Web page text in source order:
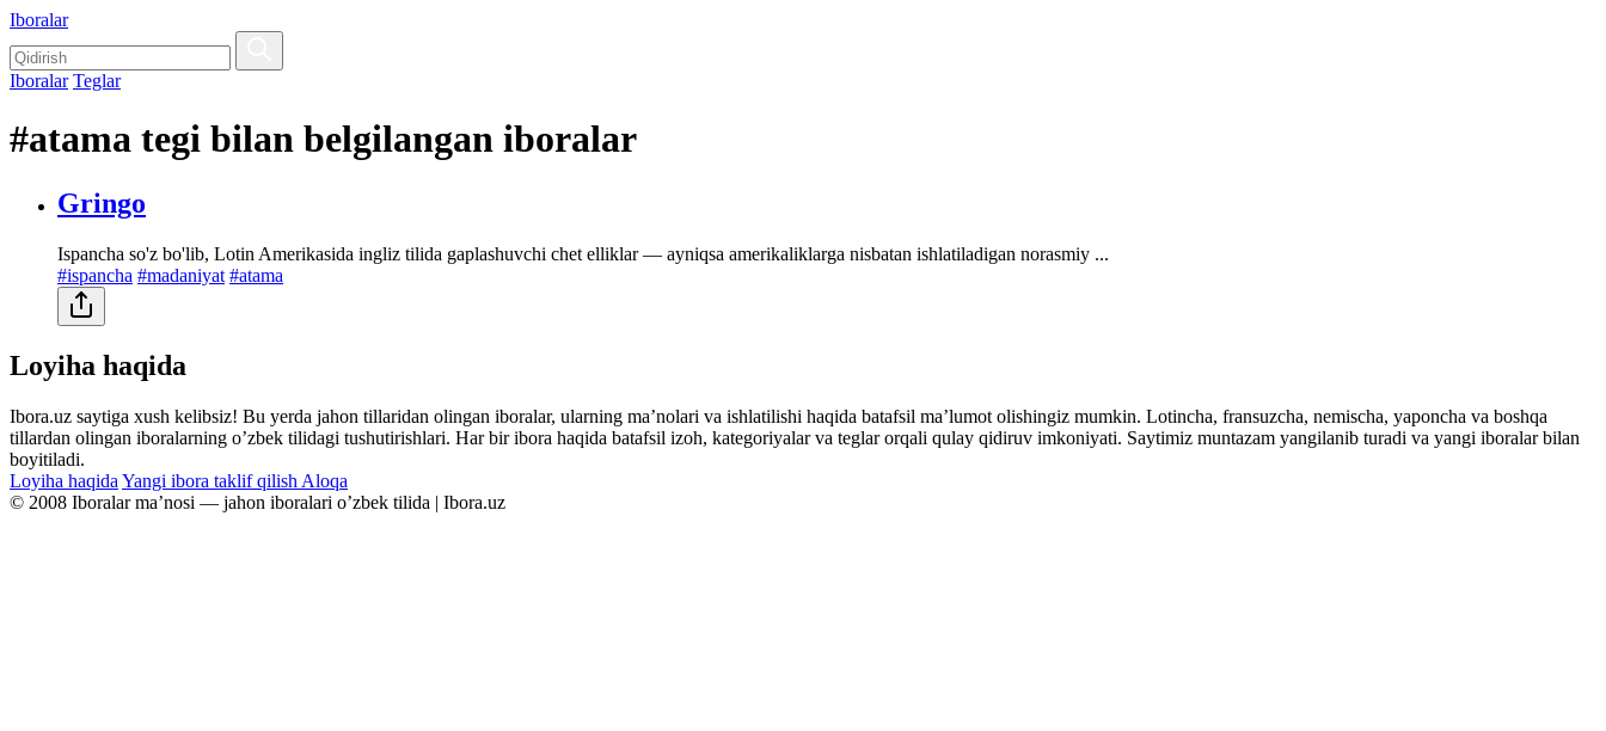
Iboralar
Iboralar Teglar
#atama tegi bilan belgilangan iboralar
Gringo
Ispancha so'z bo'lib, Lotin Amerikasida ingliz tilida gaplashuvchi chet elliklar — ayniqsa amerikaliklarga nisbatan ishlatiladigan norasmiy ...
#ispancha #madaniyat #atama
Loyiha haqida
Ibora.uz saytiga xush kelibsiz! Bu yerda jahon tillaridan olingan iboralar, ularning maʼnolari va ishlatilishi haqida batafsil maʼlumot olishingiz mumkin. Lotincha, fransuzcha, nemischa, yaponcha va boshqa
tillardan olingan iboralarning oʼzbek tilidagi tushutirishlari. Har bir ibora haqida batafsil izoh, kategoriyalar va teglar orqali qulay qidiruv imkoniyati. Saytimiz muntazam yangilanib turadi va yangi iboralar bilan
boyitiladi.
Loyiha haqida Yangi ibora taklif qilish Aloqa
© 2008 Iboralar maʼnosi — jahon iboralari oʼzbek tilida | Ibora.uz